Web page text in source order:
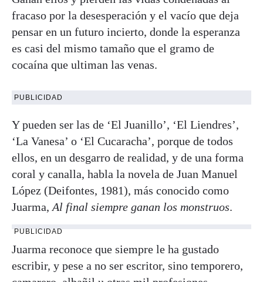
fracaso por la desesperación y el vacío que deja
pensar en un futuro incierto, donde la esperanza
es casi del mismo tamaño que el gramo de
cocaína que ultiman las venas.
PUBLICIDAD
Y pueden ser las de ‘El Juanillo’, ‘El Liendres’,
‘La Vanesa’ o ‘El Cucaracha’, porque de todos
ellos, en un desgarro de realidad, y de una forma
coral y canalla, habla la novela de Juan Manuel
López (Deifontes, 1981), más conocido como
Juarma, Al final siempre ganan los monstruos.
PUBLICIDAD
Juarma reconoce que siempre le ha gustado
escribir, y pese a no ser escritor, sino temporero,